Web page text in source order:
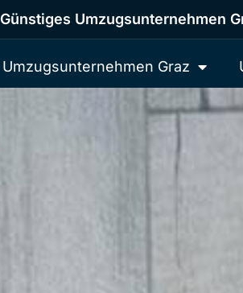
Günstiges Umzugsunternehmen
Umzugsunternehmen Graz